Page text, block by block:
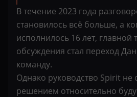
В течение 2023 года
становилось всё больше, а
исполнилось 16 лет, главной
обсуждения стал переход
команду.
Однако руководство Spirit не
решением относительно